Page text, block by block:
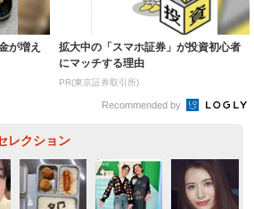
Recommended by
レクション